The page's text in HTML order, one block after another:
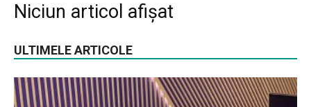
Niciun articol afișat
ULTIMELE ARTICOLE